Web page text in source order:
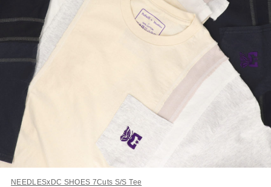
NEEDLESxDC SHOES 7Cuts S/S Tee